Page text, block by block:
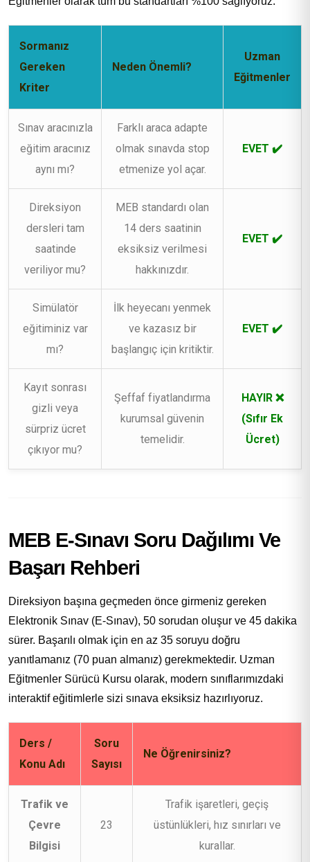
Sormanız
Gereken
Kriter
Neden Önemli?
Uzman
Eğitmenler
Sınav aracınızla
eğitim aracınız
aynı mı?
Farklı araca adapte
olmak sınavda stop
etmenize yol açar.
EVET ✔️
Direksiyon
dersleri tam
saatinde
veriliyor mu?
MEB standardı olan
14 ders saatinin
eksiksiz verilmesi
hakkınızdır.
EVET ✔️
Simülatör
eğitiminiz var
mı?
İlk heyecanı yenmek
ve kazasız bir
başlangıç için kritiktir.
EVET ✔️
Kayıt sonrası
gizli veya
sürpriz ücret
çıkıyor mu?
Şeffaf fiyatlandırma
kurumsal güvenin
temelidir.
HAYIR ❌
(Sıfır Ek
Ücret)
MEB E-Sınavı Soru Dağılımı Ve
Başarı Rehberi
Direksiyon başına geçmeden önce girmeniz gereken
Elektronik Sınav (E-Sınav), 50 sorudan oluşur ve 45 dakika
sürer. Başarılı olmak için en az 35 soruyu doğru
yanıtlamanız (70 puan almanız) gerekmektedir. Uzman
Eğitmenler Sürücü Kursu olarak, modern sınıflarımızdaki
interaktif eğitimlerle sizi sınava eksiksiz hazırlıyoruz.
Ders /
Konu Adı
Soru
Sayısı
Ne Öğrenirsiniz?
Trafik ve
Çevre
Bilgisi
23
Trafik işaretleri, geçiş
üstünlükleri, hız sınırları ve
kurallar.